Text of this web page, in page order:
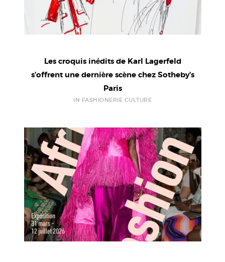
Les croquis inédits de Karl Lagerfeld
s’offrent une dernière scène chez Sotheby’s
Paris
IN FASHIONERIE CULTURE